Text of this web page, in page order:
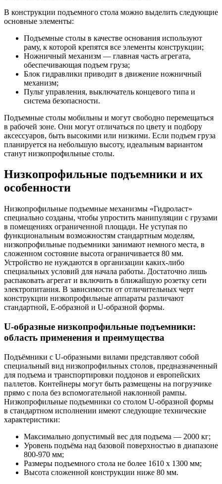
В конструкции подъемного стола можно выделить следующие
основные элементы:
Подъемные столы в качестве основания используют
раму, к которой крепятся все элементы конструкции;
Ножничный механизм — главная часть агрегата,
обеспечивающая подъем груза;
Блок гидравлики приводит в движение ножничный
механизм;
Пульт управления, выключатель концевого типа и
система безопасности.
Подъемные столы мобильны и могут свободно перемещаться
в рабочей зоне. Они могут отличаться по цвету и подбору
аксессуаров, быть высокими или низкими. Если подъем груза
планируется на небольшую высоту, идеальным вариантом
станут низкопрофильные столы.
Низкопрофильные подъемники и их
особенности
Низкопрофильные подъемные механизмы «Гидроласт»
специально созданы, чтобы упростить манипуляции с грузами
в помещениях ограниченной площади. Не уступая по
функциональным возможностям стандартным моделям,
низкопрофильные подъемники занимают немного места, в
сложенном состояние высота ограничивается 80 мм.
Устройство не нуждаются в организации каких-либо
специальных условий для начала работы. Достаточно лишь
распаковать агрегат и включить в ближайшую розетку сети
электропитания. В зависимости от отличительных черт
конструкции низкопрофильные аппараты различают
стандартной, Е-образной и U-образной формы.
U-образные низкопрофильные подъемники:
область применения и преимущества
Подъёмники с U-образными вилами представляют собой
специальный вид низкопрофильных столов, предназначенный
для подъема и транспортировки поддонов и европейских
паллетов. Контейнеры могут быть размещены на погрузчике
прямо с пола без вспомогательной наклонной рампы.
Низкопрофильные подъемники со столом U-образной формы
в стандартном исполнении имеют следующие технические
характеристики:
Максимально допустимый вес для подъема — 2000 кг;
Уровень подъёма над базовой поверхностью в диапазоне
800-970 мм;
Размеры подъемного стола не более 1610 х 1300 мм;
Высота сложенной конструкции ниже 80 мм.